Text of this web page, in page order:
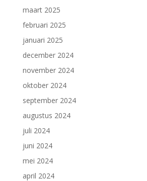
maart 2025
februari 2025
januari 2025
december 2024
november 2024
oktober 2024
september 2024
augustus 2024
juli 2024
juni 2024
mei 2024
april 2024